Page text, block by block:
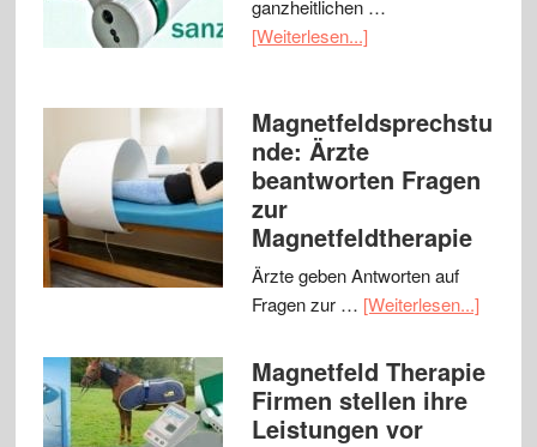
ganzheitlichen …
[Weiterlesen...]
Magnetfeldsprechstu
nde: Ärzte
beantworten Fragen
zur
Magnetfeldtherapie
Ärzte geben Antworten auf
Fragen zur … [Weiterlesen...]
Magnetfeld Therapie
Firmen stellen ihre
Leistungen vor